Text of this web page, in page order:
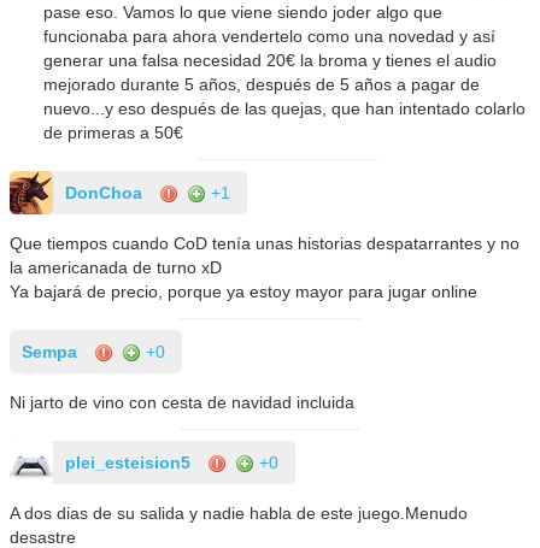
pase eso. Vamos lo que viene siendo joder algo que
funcionaba para ahora vendertelo como una novedad y así
generar una falsa necesidad 20€ la broma y tienes el audio
mejorado durante 5 años, después de 5 años a pagar de
nuevo...y eso después de las quejas, que han intentado colarlo
de primeras a 50€
DonChoa +1
Que tiempos cuando CoD tenía unas historias despatarrantes y no
la americanada de turno xD
Ya bajará de precio, porque ya estoy mayor para jugar online
Sempa +0
Ni jarto de vino con cesta de navidad incluida
plei_esteision5 +0
A dos dias de su salida y nadie habla de este juego.Menudo
desastre